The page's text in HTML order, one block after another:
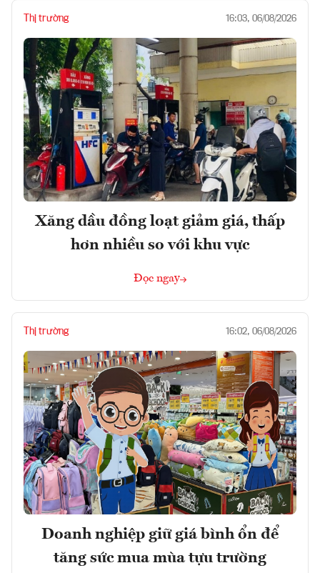
Thị trường 16:03, 06/08/2026
Xăng dầu đồng loạt giảm giá, thấp
hơn nhiều so với khu vực
Đọc ngay
Thị trường 16:02, 06/08/2026
Doanh nghiệp giữ giá bình ổn để
tăng sức mua mùa tựu trường